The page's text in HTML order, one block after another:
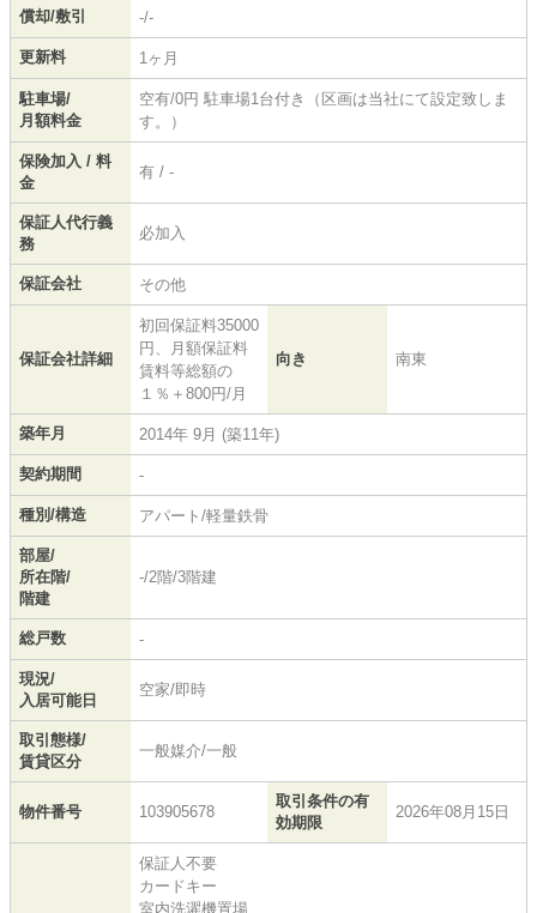
償却/敷引 -/-
更新料 1ヶ月
駐車場/
月額料金
空有/0円 駐車場1台付き（区画は当社にて設定致しま
す。）
保険加入 / 料
金
有 / -
保証人代行義
務
必加入
保証会社 その他
保証会社詳細
初回保証料35000
円、月額保証料
賃料等総額の
１％＋800円/月
向き 南東
築年月 2014年 9月 (築11年)
契約期間 -
種別/構造 アパート/軽量鉄骨
部屋/
所在階/
階建
-/2階/3階建
総戸数 -
現況/
入居可能日
空家/即時
取引態様/
賃貸区分
一般媒介/一般
物件番号 103905678
取引条件の有
効期限
2026年08月15日
保証人不要
カードキー
室内洗濯機置場